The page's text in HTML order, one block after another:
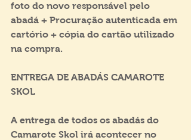
foto do novo responsável pelo
abadá + Procuração autenticada em
cartório + cópia do cartão utilizado
na compra.
ENTREGA DE ABADÁS CAMAROTE
SKOL
A entrega de todos os abadás do
Camarote Skol irá acontecer no